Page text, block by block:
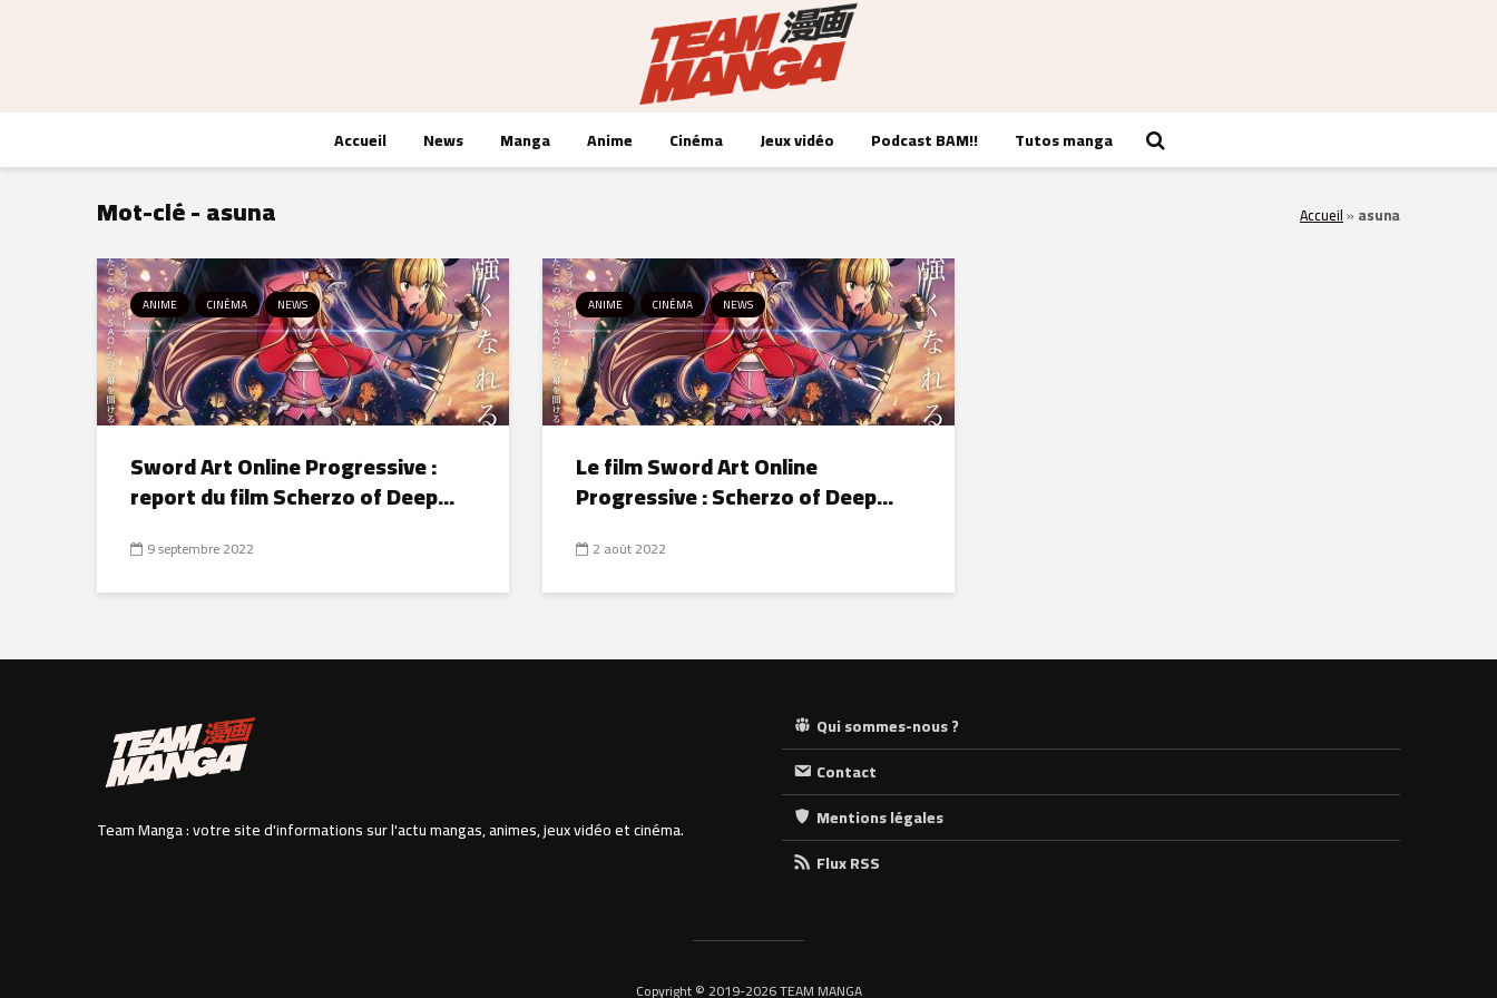
Accueil News Manga Anime Cinéma Jeux vidéo Podcast BAM!! Tutos manga
Mot-clé - asuna Accueil» asuna
ANIME CINÉMA NEWS
Sword Art Online Progressive :
report du film Scherzo of Deep...
9 septembre 2022
ANIME CINÉMA NEWS
Le film Sword Art Online
Progressive : Scherzo of Deep...
2 août 2022
Team Manga : votre site d'informations sur l'actu mangas, animes, jeux vidéo et cinéma.
Qui sommes-nous ?
Contact
Mentions légales
Flux RSS
Copyright © 2019-2026 TEAM MANGA